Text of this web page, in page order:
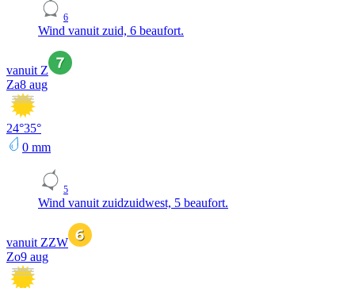
6
Wind vanuit zuid, 6 beaufort.
vanuit Z
Za8 aug
24°35°
0 mm
5
Wind vanuit zuidzuidwest, 5 beaufort.
vanuit ZZW
Zo9 aug